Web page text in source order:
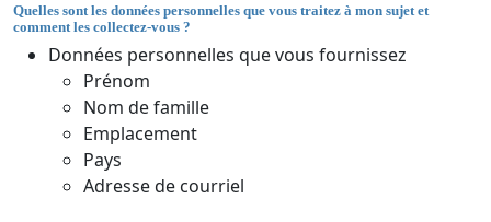
Quelles sont les données personnelles que vous traitez à mon sujet et
comment les collectez-vous ?
Données personnelles que vous fournissez
Prénom
Nom de famille
Emplacement
Pays
Adresse de courriel